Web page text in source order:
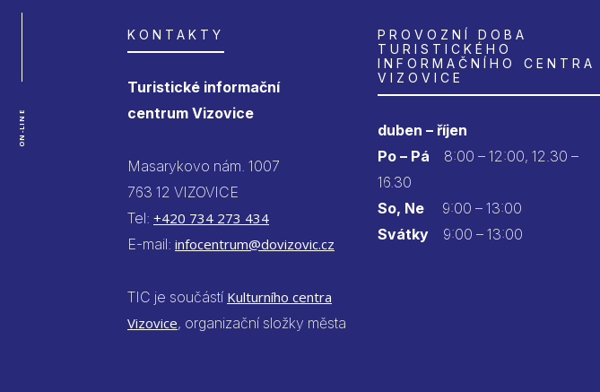
ON-LINE
KONTAKTY
Turistické informační
centrum Vizovice
Masarykovo nám. 1007
763 12 VIZOVICE
Tel: +420 734 273 434
E-mail: infocentrum@dovizovic.cz
TIC je součástí Kulturního centra
Vizovice, organizační složky města
PROVOZNÍ DOBA
TURISTICKÉHO
INFORMAČNÍHO CENTRA
VIZOVICE
duben – říjen
Po – Pá
8:00 – 12:00, 12.30 –
16.30
So, Ne9:00 – 13:00
Svátky9:00 – 13:00